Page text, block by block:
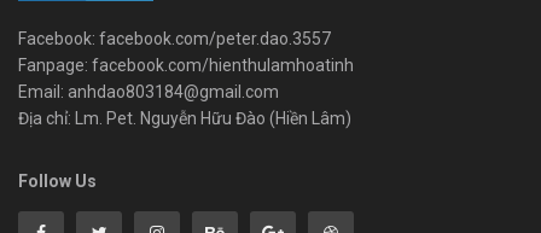
Facebook: facebook.com/peter.dao.3557
Fanpage: facebook.com/hienthulamhoatinh
Email: anhdao803184@gmail.com
Địa chỉ: Lm. Pet. Nguyễn Hữu Đào (Hiền Lâm)
Follow Us